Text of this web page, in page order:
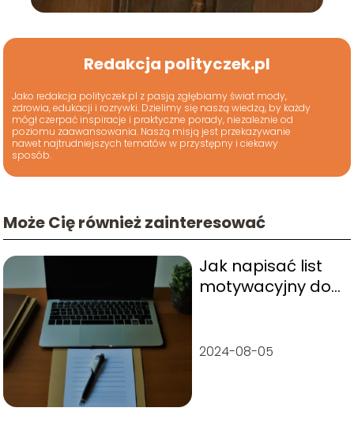
Redakcja polityczek.pl
Jako redakcja polityczek.pl z pasją zgłębiamy świat mody,
zdrowia, edukacji i rozrywki. Dzielimy się naszą wiedzą, by każdy
mógł czerpać inspiracje i praktyczne porady, niezależnie od
poziomu zaawansowania. Naszą misją jest przekazywanie
nawet najtrudniejszych tematów w przystępny i ciekawy
sposób.
Może Cię również zainteresować
Jak napisać list
motywacyjny do
2024-08-05